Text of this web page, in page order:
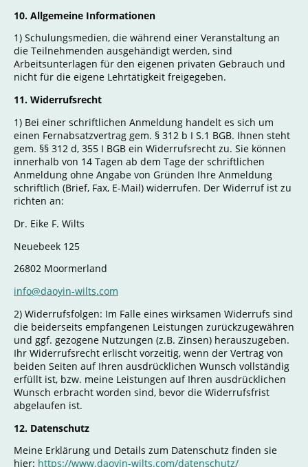
10. Allgemeine Informationen
1) Schulungsmedien, die während einer Veranstaltung an
die Teilnehmenden ausgehändigt werden, sind
Arbeitsunterlagen für den eigenen privaten Gebrauch und
nicht für die eigene Lehrtätigkeit freigegeben.
11. Widerrufsrecht
1) Bei einer schriftlichen Anmeldung handelt es sich um
einen Fernabsatzvertrag gem. § 312 b I S.1 BGB. Ihnen steht
gem. §§ 312 d, 355 I BGB ein Widerrufsrecht zu. Sie können
innerhalb von 14 Tagen ab dem Tage der schriftlichen
Anmeldung ohne Angabe von Gründen Ihre Anmeldung
schriftlich (Brief, Fax, E-Mail) widerrufen. Der Widerruf ist zu
richten an:
Dr. Eike F. Wilts
Neuebeek 125
26802 Moormerland
info@daoyin-wilts.com
2) Widerrufsfolgen: Im Falle eines wirksamen Widerrufs sind
die beiderseits empfangenen Leistungen zurückzugewähren
und ggf. gezogene Nutzungen (z.B. Zinsen) herauszugeben.
Ihr Widerrufsrecht erlischt vorzeitig, wenn der Vertrag von
beiden Seiten auf Ihren ausdrücklichen Wunsch vollständig
erfüllt ist, bzw. meine Leistungen auf Ihren ausdrücklichen
Wunsch erbracht worden sind, bevor die Widerrufsfrist
abgelaufen ist.
12. Datenschutz
Meine Erklärung und Details zum Datenschutz finden sie
hier: https://www.daoyin-wilts.com/datenschutz/